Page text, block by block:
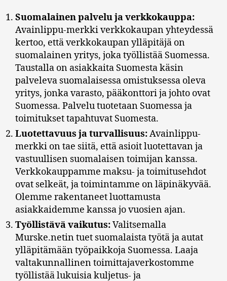
Suomalainen palvelu ja verkkokauppa:
Avainlippu-merkki verkkokaupan yhteydessä
kertoo, että verkkokaupan ylläpitäjä on
suomalainen yritys, joka työllistää Suomessa.
Taustalla on asiakkaita Suomesta käsin
palveleva suomalaisessa omistuksessa oleva
yritys, jonka varasto, pääkonttori ja johto ovat
Suomessa. Palvelu tuotetaan Suomessa ja
toimitukset tapahtuvat Suomesta.
Luotettavuus ja turvallisuus:Avainlippu-
merkki on tae siitä, että asioit luotettavan ja
vastuullisen suomalaisen toimijan kanssa.
Verkkokauppamme maksu- ja toimitusehdot
ovat selkeät, ja toimintamme on läpinäkyvää.
Olemme rakentaneet luottamusta
asiakkaidemme kanssa jo vuosien ajan.
Työllistävä vaikutus:Valitsemalla
Murske.netin tuet suomalaista työtä ja autat
ylläpitämään työpaikkoja Suomessa. Laaja
valtakunnallinen toimittajaverkostomme
työllistää lukuisia kuljetus- ja